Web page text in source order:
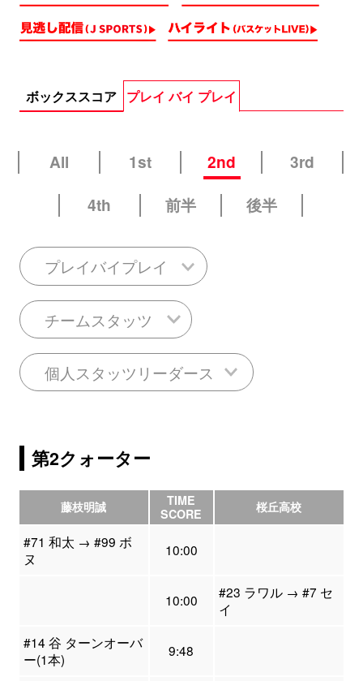
ボックススコア プレイ バイ プレイ
All 1st 2nd
3rd
4th
前半 後半
プレイバイプレイ
チームスタッツ
個人スタッツリーダース
第2クォーター
藤枝明誠
TIME
SCORE
桜丘高校
#71 和太 → #99 ボ
ヌ
10:00
10:00
#23 ラワル → #7 セ
イ
#14 谷 ターンオーバ
ー(1本)
9:48